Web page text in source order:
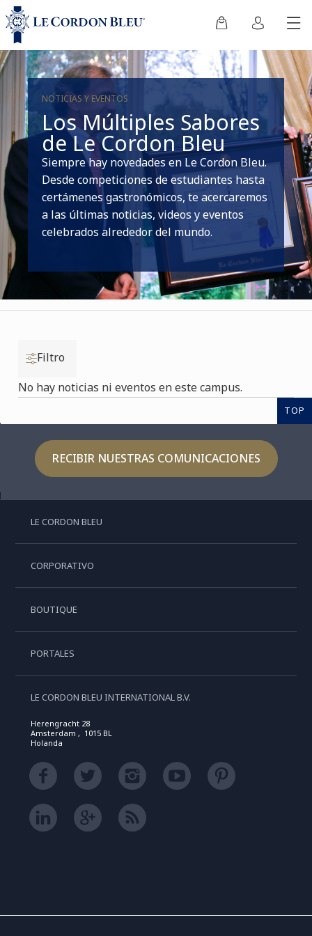
NOTICIAS Y EVENTOS
Los Múltiples Sabores
de Le Cordon Bleu
Siempre hay novedades en Le Cordon Bleu.
Desde competiciones de estudiantes hasta
certámenes gastronómicos, te acercaremos
a las últimas noticias, videos y eventos
celebrados alrededor del mundo.
Filtro
No hay noticias ni eventos en este campus.
TOP
RECIBIR NUESTRAS COMUNICACIONES
LE CORDON BLEU
CORPORATIVO
BOUTIQUE
PORTALES
LE CORDON BLEU INTERNATIONAL B.V.
Herengracht 28
Amsterdam , 1015 BL
Holanda